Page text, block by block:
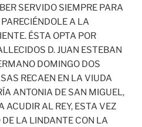
SERVIDO SIEMPRE PARA
A LA
ÉSTA OPTA POR
D. JUAN ESTEBAN
DOMINGO DOS
RECAEN EN LA VIUDA
ANTONIA DE SAN MIGUEL,
ACUDIR AL REY, ESTA VEZ
DE LA LINDANTE CON LA